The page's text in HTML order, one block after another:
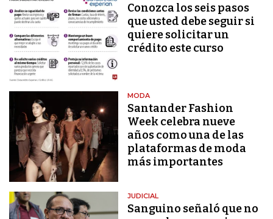
Conozca los seis pasos
que usted debe seguir si
quiere solicitar un
crédito este curso
MODA
Santander Fashion
Week celebra nueve
años como una de las
plataformas de moda
más importantes
JUDICIAL
Sanguino señaló que no